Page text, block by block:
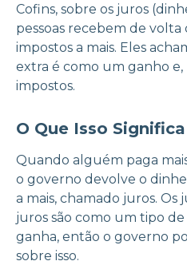
Cofins, sobre os juros
pessoas recebem de
impostos a mais. Eles
extra é como um ganho e,
impostos.
O Que Isso Significa
Quando alguém paga
o governo devolve o
a mais, chamado juros. Os
juros são como um tipo
ganha, então o governo
sobre isso.